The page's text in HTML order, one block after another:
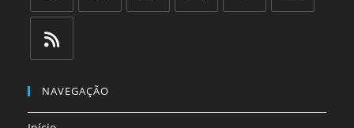
Abre
em
uma
aba
aba
emNAVEGAÇÃO